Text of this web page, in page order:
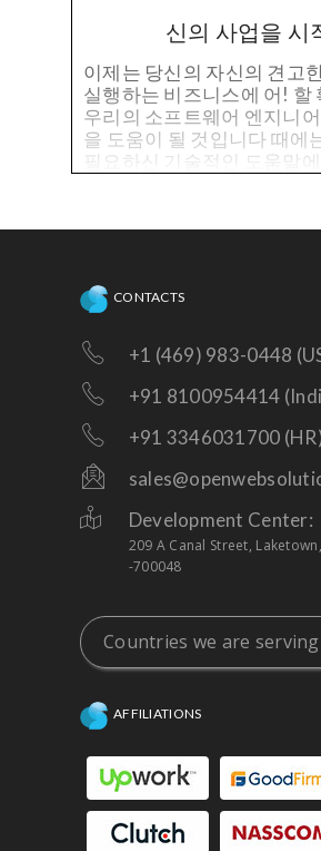
신의 사업을 시
이제는 당신의 자신의 견고
실행하는 비즈니스에 어! 할
우리의 소프트웨어 엔지니
을 도움이 될 것입니다 때에
필요하신 기술적인 도움말
CONTACTS
+1 (469) 983-0448
+91 8100954414
+91 3346031700
Development Center:
209 A Canal Street,
-700048
Countries we are serving
AFFILIATIONS